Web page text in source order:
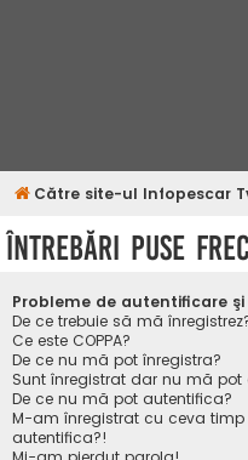
Către site-ul Infopescar
Întrebări puse
Probleme de autentificare
De ce trebuie să mă
Ce este COPPA?
De ce nu mă pot înregistra?
Sunt înregistrat dar nu mă pot
De ce nu mă pot autentifica?
M-am înregistrat cu ceva
autentifica?!